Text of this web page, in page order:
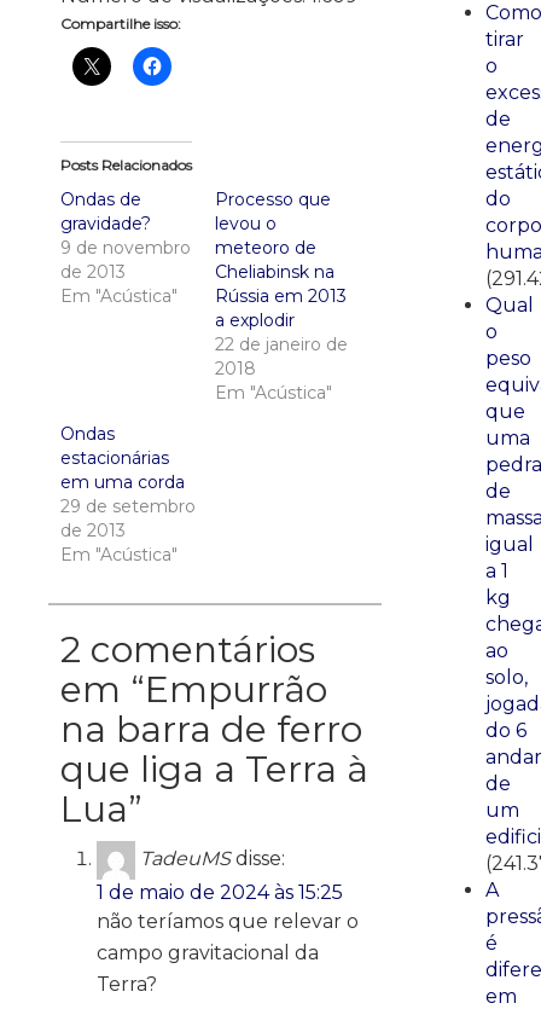
Compartilhe isso:
Posts Relacionados
Ondas de
gravidade?
9 de novembro
de 2013
Em "Acústica"
Processo que
levou o
meteoro de
Cheliabinsk na
Rússia em 2013
a explodir
22 de janeiro de
2018
Em "Acústica"
Ondas
estacionárias
em uma corda
29 de setembro
de 2013
Em "Acústica"
2 comentários
em “Empurrão
na barra de ferro
que liga a Terra à
Lua”
TadeuMS disse:
1 de maio de 2024 às 15:25
não teríamos que relevar o
campo gravitacional da
Terra?
Como
tirar
o
de
do
corpo
Qual
o
peso
que
uma
pedra
de
igual
a 1
kg
ao
solo,
do 6
andar
de
um
A
é
em